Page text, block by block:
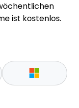
ist kostenlos.